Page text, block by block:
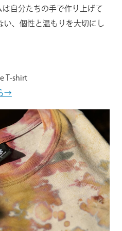
自分たちの手で作り上げて
い、個性と温もりを大切にし
T-shirt
→